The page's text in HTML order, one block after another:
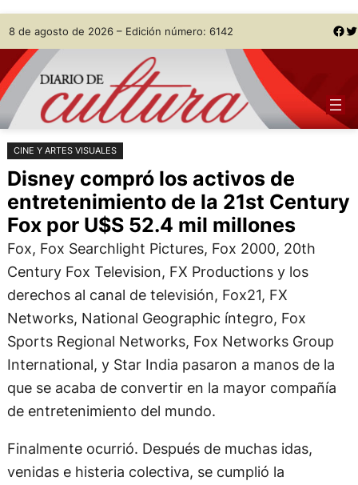
Saltar
al
contenido
Skip
to
content
8 de agosto de 2026 – Edición número: 6142 Facebook Twitter
CINE Y ARTES VISUALES
Disney compró los activos de
entretenimiento de la 21st Century
Fox por U$S 52.4 mil millones
Fox, Fox Searchlight Pictures, Fox 2000, 20th
Century Fox Television, FX Productions y los
derechos al canal de televisión, Fox21, FX
Networks, National Geographic íntegro, Fox
Sports Regional Networks, Fox Networks Group
International, y Star India pasaron a manos de la
que se acaba de convertir en la mayor compañía
de entretenimiento del mundo.
Finalmente ocurrió. Después de muchas idas,
venidas e histeria colectiva, se cumplió la